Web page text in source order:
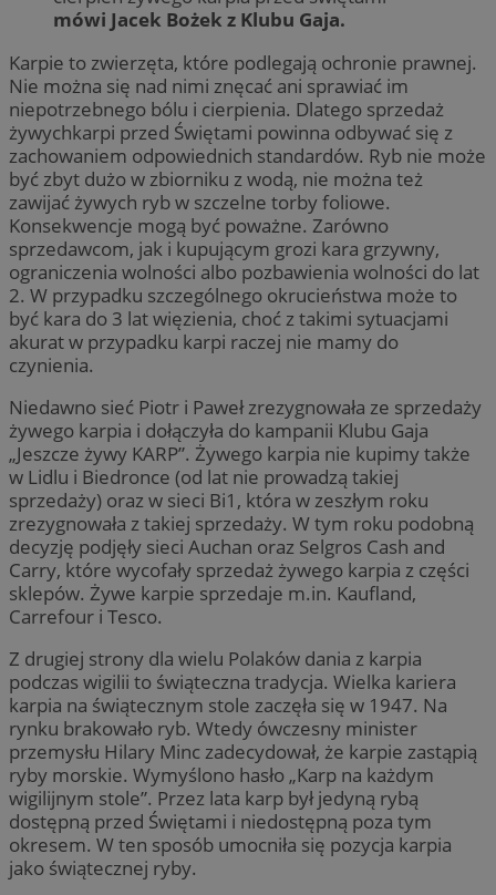
mówi Jacek Bożek z Klubu Gaja.
Karpie to zwierzęta, które podlegają ochronie prawnej.
Nie można się nad nimi znęcać ani sprawiać im
niepotrzebnego bólu i cierpienia. Dlatego sprzedaż
żywychkarpi przed Świętami powinna odbywać się z
zachowaniem odpowiednich standardów. Ryb nie może
być zbyt dużo w zbiorniku z wodą, nie można też
zawijać żywych ryb w szczelne torby foliowe.
Konsekwencje mogą być poważne. Zarówno
sprzedawcom, jak i kupującym grozi kara grzywny,
ograniczenia wolności albo pozbawienia wolności do lat
2. W przypadku szczególnego okrucieństwa może to
być kara do 3 lat więzienia, choć z takimi sytuacjami
akurat w przypadku karpi raczej nie mamy do
czynienia.
Niedawno sieć Piotr i Paweł zrezygnowała ze sprzedaży
żywego karpia i dołączyła do kampanii Klubu Gaja
„Jeszcze żywy KARP”. Żywego karpia nie kupimy także
w Lidlu i Biedronce (od lat nie prowadzą takiej
sprzedaży) oraz w sieci Bi1, która w zeszłym roku
zrezygnowała z takiej sprzedaży. W tym roku podobną
decyzję podjęły sieci Auchan oraz Selgros Cash and
Carry, które wycofały sprzedaż żywego karpia z części
sklepów. Żywe karpie sprzedaje m.in. Kaufland,
Carrefour i Tesco.
Z drugiej strony dla wielu Polaków dania z karpia
podczas wigilii to świąteczna tradycja. Wielka kariera
karpia na świątecznym stole zaczęła się w 1947. Na
rynku brakowało ryb. Wtedy ówczesny minister
przemysłu Hilary Minc zadecydował, że karpie zastąpią
ryby morskie. Wymyślono hasło „Karp na każdym
wigilijnym stole”. Przez lata karp był jedyną rybą
dostępną przed Świętami i niedostępną poza tym
okresem. W ten sposób umocniła się pozycja karpia
jako świątecznej ryby.